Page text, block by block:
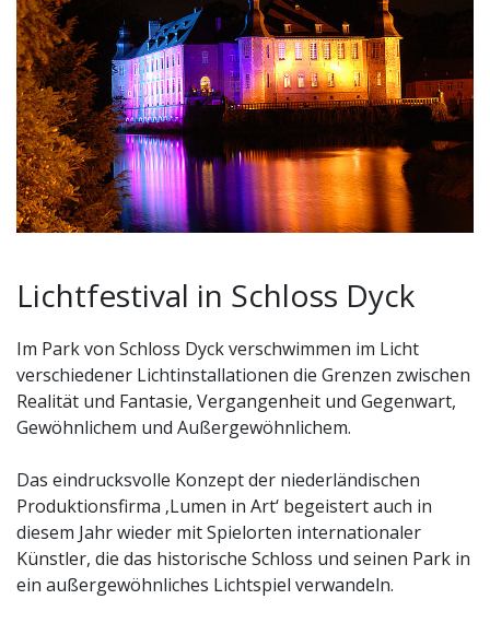
illuminierten Schlosspark
Lichtfestival in Schloss Dyck
Im Park von Schloss Dyck verschwimmen im Licht
verschiedener Lichtinstallationen die Grenzen zwischen
Realität und Fantasie, Vergangenheit und Gegenwart,
Gewöhnlichem und Außergewöhnlichem.
Das eindrucksvolle Konzept der niederländischen
Produktionsfirma ‚Lumen in Art‘ begeistert auch in
diesem Jahr wieder mit Spielorten internationaler
Künstler, die das historische Schloss und seinen Park in
ein außergewöhnliches Lichtspiel verwandeln.